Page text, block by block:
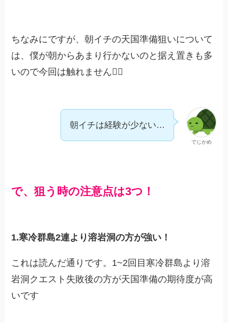
ちなみにですが、朝イチの天国準備狙いについて
は、僕が朝からあまり行かないのと据え置きも多
いので今回は触れません🙇‍♀️
でじかめ
朝イチは経験が少ない…
で、狙う時の注意点は3つ！
1.寒冷群島2連より溶岩洞の方が強い！
これは読んだ通りです。1~2回目寒冷群島より溶
岩洞クエスト失敗後の方が天国準備の期待度が高
いです